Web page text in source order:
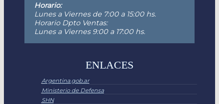
Horario:
Lunes a Viernes de 7:00 a 15:00 hs.
Horario Dpto Ventas:
Lunes a Viernes 9:00 a 17:00 hs.
ENLACES
Argentina.gob.ar
Ministerio de Defensa
SHN